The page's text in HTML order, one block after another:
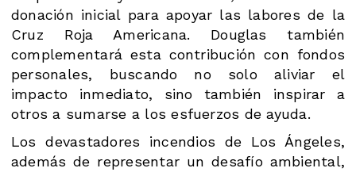
donación inicial para apoyar las labores de la
Cruz Roja Americana. Douglas también
complementará esta contribución con fondos
personales, buscando no solo aliviar el
impacto inmediato, sino también inspirar a
otros a sumarse a los esfuerzos de ayuda.
Los devastadores incendios de Los Ángeles,
además de representar un desafío ambiental,